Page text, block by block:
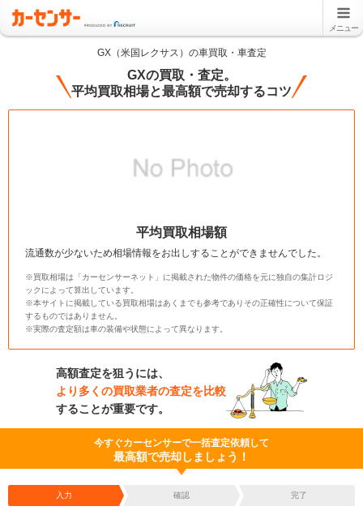
メニュー
GX（米国レクサス）の車買取・車査定
GXの買取・査定。
平均買取相場と最高額で売却するコツ
平均買取相場額
流通数が少ないため相場情報をお出しすることができませんでした。
※買取相場は「カーセンサーネット」に掲載された物件の価格を元に独自の集計ロジ
ックによって算出しています。
※本サイトに掲載している買取相場はあくまでも参考でありその正確性について保証
するものではありません。
※実際の査定額は車の装備や状態によって異なります。
高額査定を狙うには、
より多くの買取業者の査定を比較
することが重要です。
今すぐカーセンサーで一括査定依頼して
最高額で売却しましょう！
入力 確認 完了